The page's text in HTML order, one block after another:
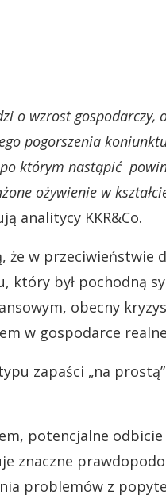
o wzrost gospodarczy,
pogorszenia
którym nastąpić
ożywienie w
analitycy KKR&Co.
że w przeciwieństwie
który był pochodną
obecny
w gospodarce
zapaści „na
potencjalne
znaczne
problemów z